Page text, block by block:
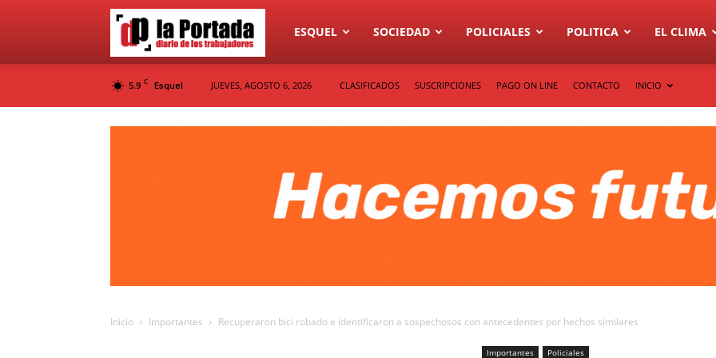
Diario
La
ESQUEL SOCIEDAD POLICIALES POLITICA EL CLIMA
5.9 C Esquel JUEVES, AGOSTO 6, 2026 CLASIFICADOS SUSCRIPCIONES PAGO ON LINE CONTACTO INICIO
Inicio Importantes Recuperaron bici robado e identificaron a sospechosos con antecedentes por hechos similares
Importantes Policiales